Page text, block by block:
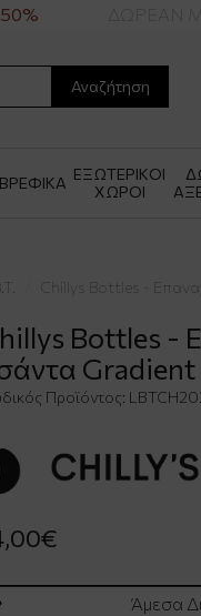
ΔΩΡΕΑΝ
Αναζήτηση
ΒΡΕΦΙΚΑ ΕΞΩΤΕΡΙΚΟΙ
ΧΩΡΟΙ
Chillys Bottles -
Bottles -
Gradient
Προϊόντος:
Άμεσα